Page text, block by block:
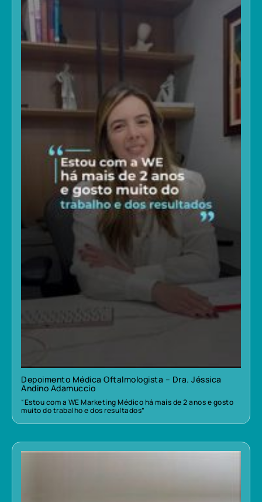
Depoimento Médica Oftalmologista – Dra. Jéssica
Andino Adamuccio
“Estou com a WE Marketing Médico há mais de 2 anos e gosto
muito do trabalho e dos resultados”